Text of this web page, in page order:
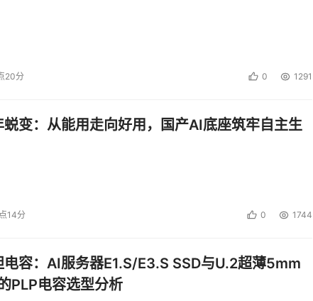
20分 0 1291
蜕变：从能用走向好用，国产AI底座筑牢自主生
14分 0 1744
容：AI服务器E1.S/E3.S SSD与U.2超薄5mm
PLP电容选型分析